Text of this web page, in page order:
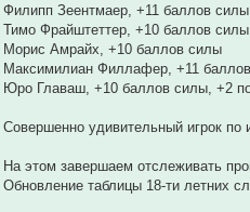
Филипп Зеентмаер, +11 баллов силы
Тимо Фрайштеттер, +10 баллов
Морис Амрайх, +10 баллов силы
Максимилиан Филлафер, +11
Юро Главаш, +10 баллов силы, +2
Совершенно удивительный игрок
На этом завершаем отслеживать
Обновление таблицы 18-ти летних